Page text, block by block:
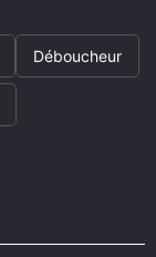
Déboucheur